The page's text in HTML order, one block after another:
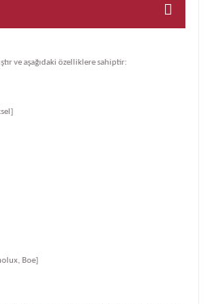
ve aşağıdaki özelliklere sahiptir:
Boe]